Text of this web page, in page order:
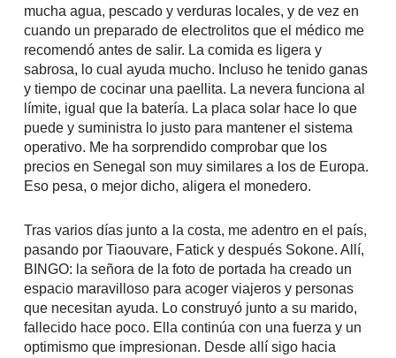
mucha agua, pescado y verduras locales, y de vez en
cuando un preparado de electrolitos que el médico me
recomendó antes de salir. La comida es ligera y
sabrosa, lo cual ayuda mucho. Incluso he tenido ganas
y tiempo de cocinar una paellita. La nevera funciona al
límite, igual que la batería. La placa solar hace lo que
puede y suministra lo justo para mantener el sistema
operativo. Me ha sorprendido comprobar que los
precios en Senegal son muy similares a los de Europa.
Eso pesa, o mejor dicho, aligera el monedero.
Tras varios días junto a la costa, me adentro en el país,
pasando por Tiaouvare, Fatick y después Sokone. Allí,
BINGO: la señora de la foto de portada ha creado un
espacio maravilloso para acoger viajeros y personas
que necesitan ayuda. Lo construyó junto a su marido,
fallecido hace poco. Ella continúa con una fuerza y un
optimismo que impresionan. Desde allí sigo hacia